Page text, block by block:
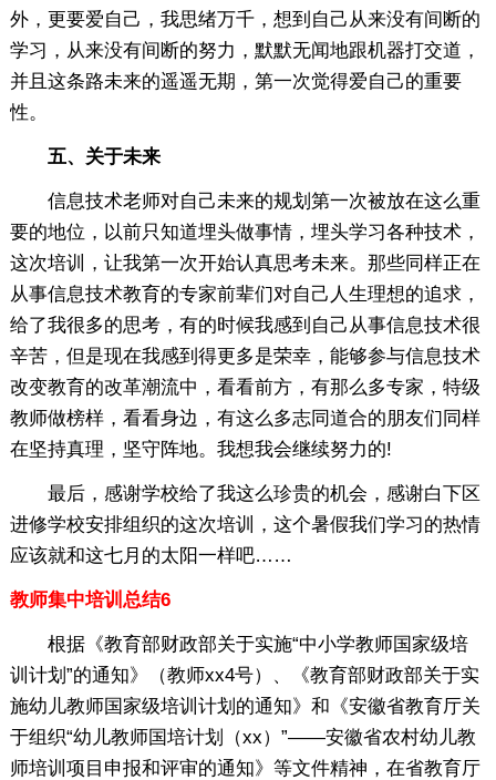
外，更要爱自己，我思绪万千，想到自己从来没有间断的
学习，从来没有间断的努力，默默无闻地跟机器打交道，
并且这条路未来的遥遥无期，第一次觉得爱自己的重要
性。
五、关于未来
信息技术老师对自己未来的规划第一次被放在这么重
要的地位，以前只知道埋头做事情，埋头学习各种技术，
这次培训，让我第一次开始认真思考未来。那些同样正在
从事信息技术教育的专家前辈们对自己人生理想的追求，
给了我很多的思考，有的时候我感到自己从事信息技术很
辛苦，但是现在我感到得更多是荣幸，能够参与信息技术
改变教育的改革潮流中，看看前方，有那么多专家，特级
教师做榜样，看看身边，有这么多志同道合的朋友们同样
在坚持真理，坚守阵地。我想我会继续努力的!
最后，感谢学校给了我这么珍贵的机会，感谢白下区
进修学校安排组织的这次培训，这个暑假我们学习的热情
应该就和这七月的太阳一样吧……
教师集中培训总结6
根据《教育部财政部关于实施“中小学教师国家级培
训计划”的通知》（教师xx4号）、《教育部财政部关于实
施幼儿教师国家级培训计划的通知》和《安徽省教育厅关
于组织“幼儿教师国培计划（xx）”——安徽省农村幼儿教
师培训项目申报和评审的通知》等文件精神，在省教育厅